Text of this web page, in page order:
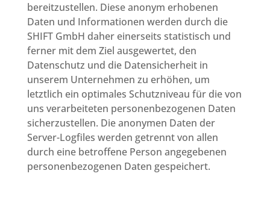
bereitzustellen. Diese anonym erhobenen
Daten und Informationen werden durch die
SHIFT GmbH daher einerseits statistisch und
ferner mit dem Ziel ausgewertet, den
Datenschutz und die Datensicherheit in
unserem Unternehmen zu erhöhen, um
letztlich ein optimales Schutzniveau für die von
uns verarbeiteten personenbezogenen Daten
sicherzustellen. Die anonymen Daten der
Server-Logfiles werden getrennt von allen
durch eine betroffene Person angegebenen
personenbezogenen Daten gespeichert.